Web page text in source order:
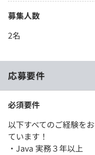
募集人数
2名
応募要件
必須要件
以下すべてのご経験を
ています！
・Java 実務３年以上